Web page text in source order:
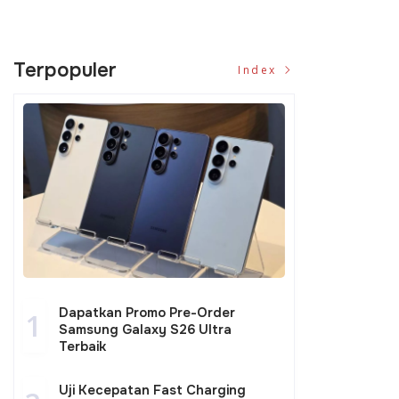
Terpopuler Index
1
Dapatkan Promo Pre-Order
Samsung Galaxy S26 Ultra
Terbaik
Uji Kecepatan Fast Charging